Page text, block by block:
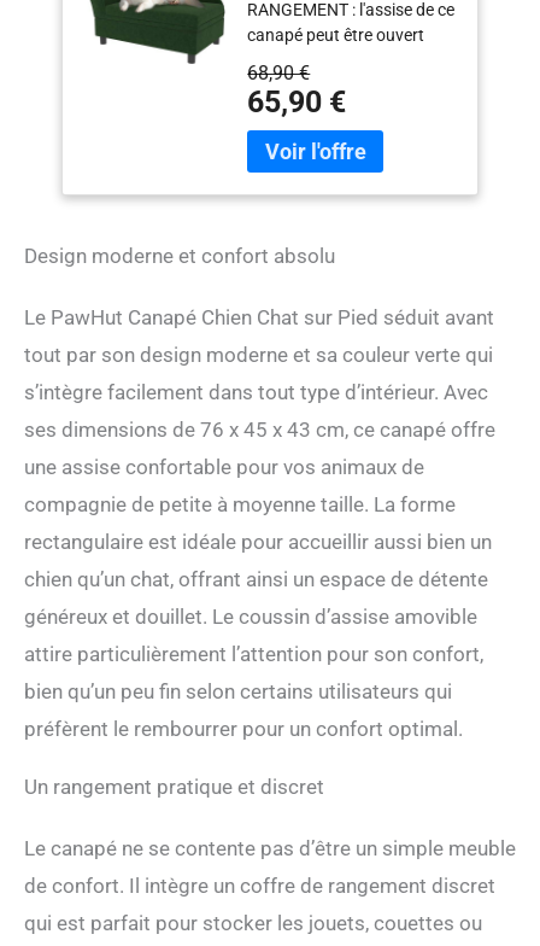
RANGEMENT : l'assise de ce
canapé peut être ouvert
pour obtenir un espace de
rangement supplémentaire,
vous pouvez y mettre des
fournitures pour animaux
de compagnie. DESIGN
avec un dossier et un
surface en velours vert, qui
luxueux à vos animaux
mignons. GRAND
d'assise épais rembourré de
mousse et un tissu doux en
velours peuvent fournir un
soutien suffisant et un
confort accru pour les
animaux mignons.
DURABLE ET STABLE : le
cadre en bois massif du
canapé pour chien a une
haute résistance et plus
solide, peut supporter 15
kg, il convient à la plupart
des petits chiens et chats.
large avec accoudoir et
protéger les animaux
chutes et les faire se sentir
en sécurité. Les 4 pieds
68,90 €
65,90 €
Design moderne et confort absolu
Le PawHut Canapé Chien Chat sur Pied séduit avant
tout par son design moderne et sa couleur verte qui
s’intègre facilement dans tout type d’intérieur. Avec
ses dimensions de 76 x 45 x 43 cm, ce canapé offre
une assise confortable pour vos animaux de
compagnie de petite à moyenne taille. La forme
rectangulaire est idéale pour accueillir aussi bien un
chien qu’un chat, offrant ainsi un espace de détente
généreux et douillet. Le coussin d’assise amovible
attire particulièrement l’attention pour son confort,
bien qu’un peu fin selon certains utilisateurs qui
préfèrent le rembourrer pour un confort optimal.
Un rangement pratique et discret
Le canapé ne se contente pas d’être un simple meuble
de confort. Il intègre un coffre de rangement discret
qui est parfait pour stocker les jouets, couettes ou